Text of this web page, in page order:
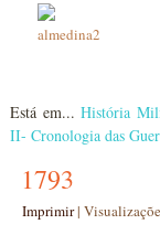
Está em...História
II- Cronologia das
1793
Imprimir|